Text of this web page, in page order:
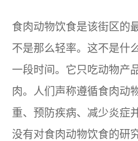
食肉动物饮食是该街区的
不是那么轻率。这不是什
一段时间。它只吃动物产
肉。人们声称遵循食肉动
重、预防疾病、减少炎症
没有对食肉动物饮食的研